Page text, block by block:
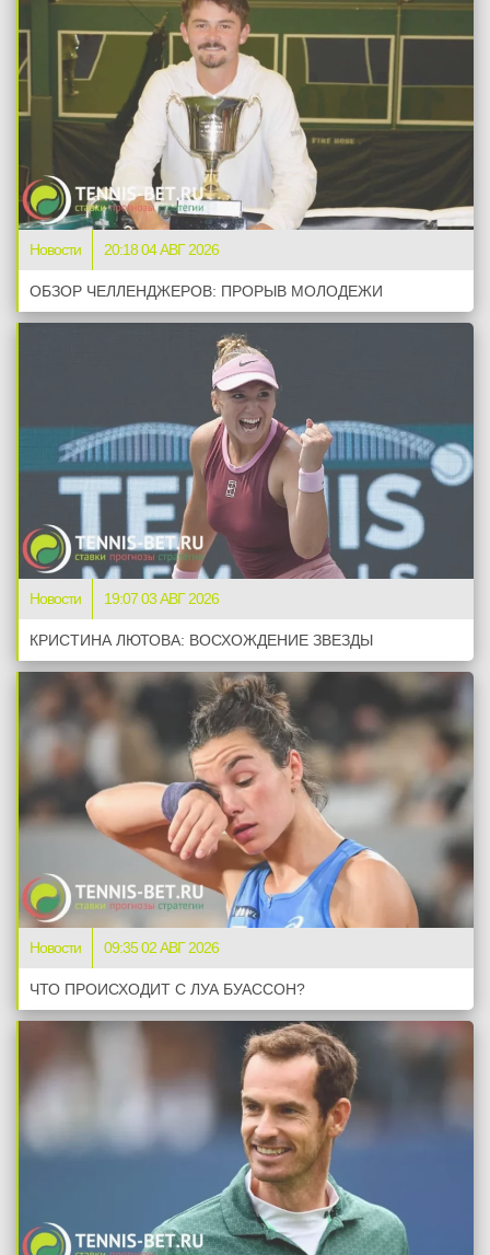
Новости 20:18 04 АВГ 2026
ОБЗОР ЧЕЛЛЕНДЖЕРОВ: ПРОРЫВ МОЛОДЕЖИ
Новости 19:07 03 АВГ 2026
КРИСТИНА ЛЮТОВА: ВОСХОЖДЕНИЕ ЗВЕЗДЫ
Новости 09:35 02 АВГ 2026
ЧТО ПРОИСХОДИТ С ЛУА БУАССОН?